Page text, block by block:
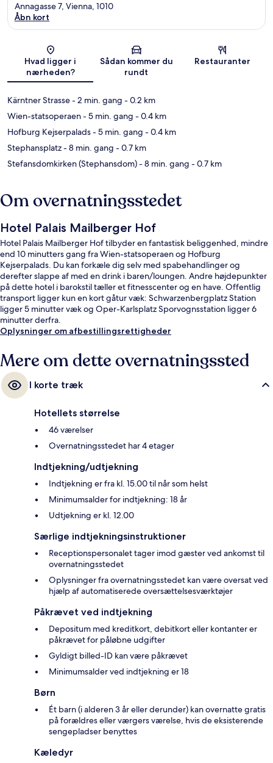
Kort
Annagasse 7, Vienna, 1010
Åbn kort
Hvad ligger i
nærheden?
Sådan kommer du
rundt
Restauranter
Kärntner Strasse- 2 min. gang - 0.2 km
Wien-statsoperaen- 5 min. gang - 0.4 km
Hofburg Kejserpalads- 5 min. gang - 0.4 km
Stephansplatz- 8 min. gang - 0.7 km
Stefansdomkirken (Stephansdom)- 8 min. gang - 0.7 km
Om overnatningsstedet
Hotel Palais Mailberger Hof
Hotel Palais Mailberger Hof tilbyder en fantastisk beliggenhed, mindre
end 10 minutters gang fra Wien-statsoperaen og Hofburg
Kejserpalads. Du kan forkæle dig selv med spabehandlinger og
derefter slappe af med en drink i baren/loungen. Andre højdepunkter
på dette hotel i barokstil tæller et fitnesscenter og en have. Offentlig
transport ligger kun en kort gåtur væk: Schwarzenbergplatz Station
ligger 5 minutter væk og Oper-Karlsplatz Sporvognsstation ligger 6
minutter derfra.
Oplysninger om afbestillingsrettigheder
Mere om dette overnatningssted
I korte træk
Hotellets størrelse
46 værelser
Overnatningsstedet har 4 etager
Indtjekning/udtjekning
Indtjekning er fra kl. 15.00 til når som helst
Minimumsalder for indtjekning: 18 år
Udtjekning er kl. 12.00
Særlige indtjekningsinstruktioner
Receptionspersonalet tager imod gæster ved ankomst til
overnatningsstedet
Oplysninger fra overnatningsstedet kan være oversat ved
hjælp af automatiserede oversættelsesværktøjer
Påkrævet ved indtjekning
Depositum med kreditkort, debitkort eller kontanter er
påkrævet for påløbne udgifter
Gyldigt billed-ID kan være påkrævet
Minimumsalder ved indtjekning er 18
Børn
Ét barn (i alderen 3 år eller derunder) kan overnatte gratis
på forældres eller værgers værelse, hvis de eksisterende
sengepladser benyttes
Kæledyr